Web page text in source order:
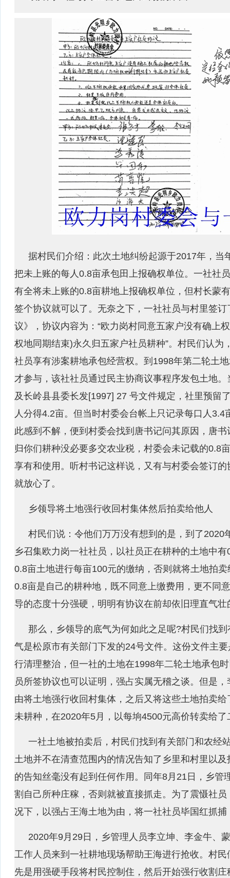
据村民们介绍：此次土地纠纷起源于2017年，
把未上账的每人0.8亩承包田上报确权单位。一社社
有全将未上账的0.8亩耕地上报确权单位，但村长蒙
签个协议就可以了。无奈之下，一社社员与村里签
议》，协议内容为：“欧力岗村同意五家户没有确上
权地同期结束)永久归五家户社员耕种”。村民们认
社员享有涉案耕地承包经营权。到1998年第二轮土
才参与，该社社员通过民主协商议事程序发包土地
及长岭县县委长发[1997] 27 号文件规定，社里预留
人分得4.2亩。但当时村委会台帐上只记录每口人
此感到不解，便到村委会找到唐书记问其原因，唐
归你们耕种没必要多交农业税，村委会未记载的0.8
享有和使用。听村书记这样说，又有与村委会签订
就放心了。
乡领导将土地强行收回村集体然后拍卖给他人
村民们说：令他们万万没有想到的是，到了
乡召集欧力岗一社社员，以社员正在耕种的土地中
0.8亩土地进行每亩100元的缴纳，否则就将土地拍
0.8亩是自己的耕种地，既不同意上缴费用，更不同
导的态度十分强硬，明明有协议在前却依旧理直气
那么，乡领导的底气为何如此之足呢?村民们找
气是松原市有关部门下发的24号文件。这份文件主
行清理整治，但一社的土地在1998年二轮土地承包
员所签协议也可以证明，强占实属无稽之谈。但是
由将土地强行收回村集体，之后又将这些土地拍卖
未耕种，在2020年5月，以每垧4500元高价转卖给
一社土地被拍卖后，村民们找到有关部门和农经
土地并不在清查范围内的情况告知了乡里和村里以
的告知丝毫没有起到任何作用。同年8月21日，乡管
割自己所种庄稼，否则就被直接抓走。为了震慑社
况下，以强占王海土地为由，将一社社员毕国红抓
2020年9月29日，乡管理人员李立坤、李金牛、
工作人员来到一社耕地现场帮助王海进行抢收。村
先是用强硬手段将村民控制住，然后开始强行收割